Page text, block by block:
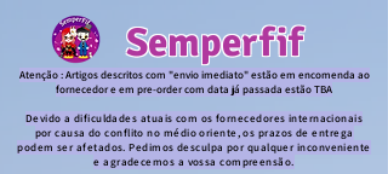
Semperfif
Atenção : Artigos descritos com "envio imediato" estão em encomenda ao
fornecedor e em pre-order com data já passada estão TBA
Devido a dificuldades atuais com os fornecedores internacionais
por causa do conflito no médio oriente, os prazos de entrega
podem ser afetados. Pedimos desculpa por qualquer inconveniente
e agradecemos a vossa compreensão.